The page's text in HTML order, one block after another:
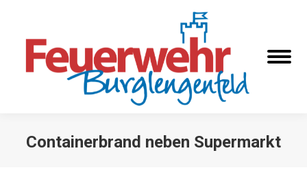
Containerbrand neben Supermarkt